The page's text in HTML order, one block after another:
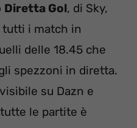
Diretta Gol, di Sky,
tutti i match in
delle 18.45 che
spezzoni in diretta.
su Dazn e
le partite è